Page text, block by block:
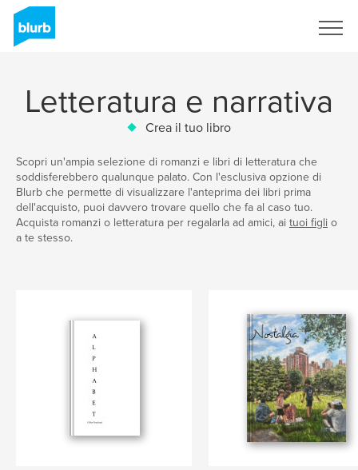
Letteratura e narrativa
Crea il tuo libro
Scopri un'ampia selezione di romanzi e libri di letteratura che
soddisferebbero qualunque palato. Con l'esclusiva opzione di
Blurb che permette di visualizzare l'anteprima dei libri prima
dell'acquisto, puoi davvero trovare quello che fa al caso tuo.
Acquista romanzi o letteratura per regalarla ad amici, ai tuoi figli o
a te stesso.